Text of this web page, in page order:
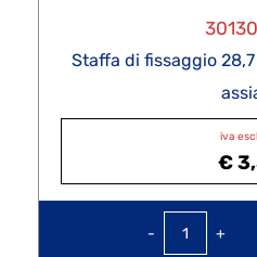
Staffa di fissaggio
iva
€